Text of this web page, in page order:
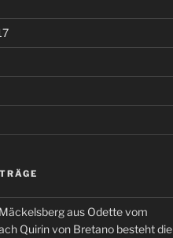
aus Odette vom
Quirin von Bretano besteht die